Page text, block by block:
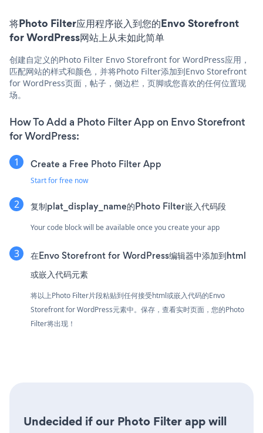
将Photo Filter应用程序嵌入到您的Envo Storefront
for WordPress网站上从未如此简单
创建自定义的Photo Filter Envo Storefront for WordPress应用，
匹配网站的样式和颜色，并将Photo Filter添加到Envo Storefront
for WordPress页面，帖子，侧边栏，页脚或您喜欢的任何位置现
场。
How To Add a Photo Filter App on Envo Storefront
for WordPress:
Create a Free Photo Filter App
Start for free now
复制plat_display_name的Photo Filter嵌入代码段
Your code block will be available once you create your app
在Envo Storefront for WordPress编辑器中添加到html
或嵌入代码元素
将以上Photo Filter片段粘贴到任何接受html或嵌入代码的Envo
Storefront for WordPress元素中。保存，查看实时页面，您的Photo
Filter将出现！
Undecided if our Photo Filter app will